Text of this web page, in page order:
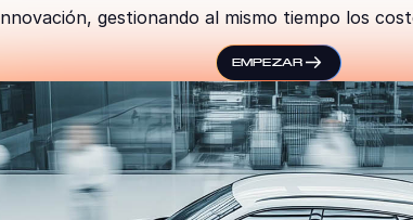
gestionando al mismo tiempo los
EMPEZAR